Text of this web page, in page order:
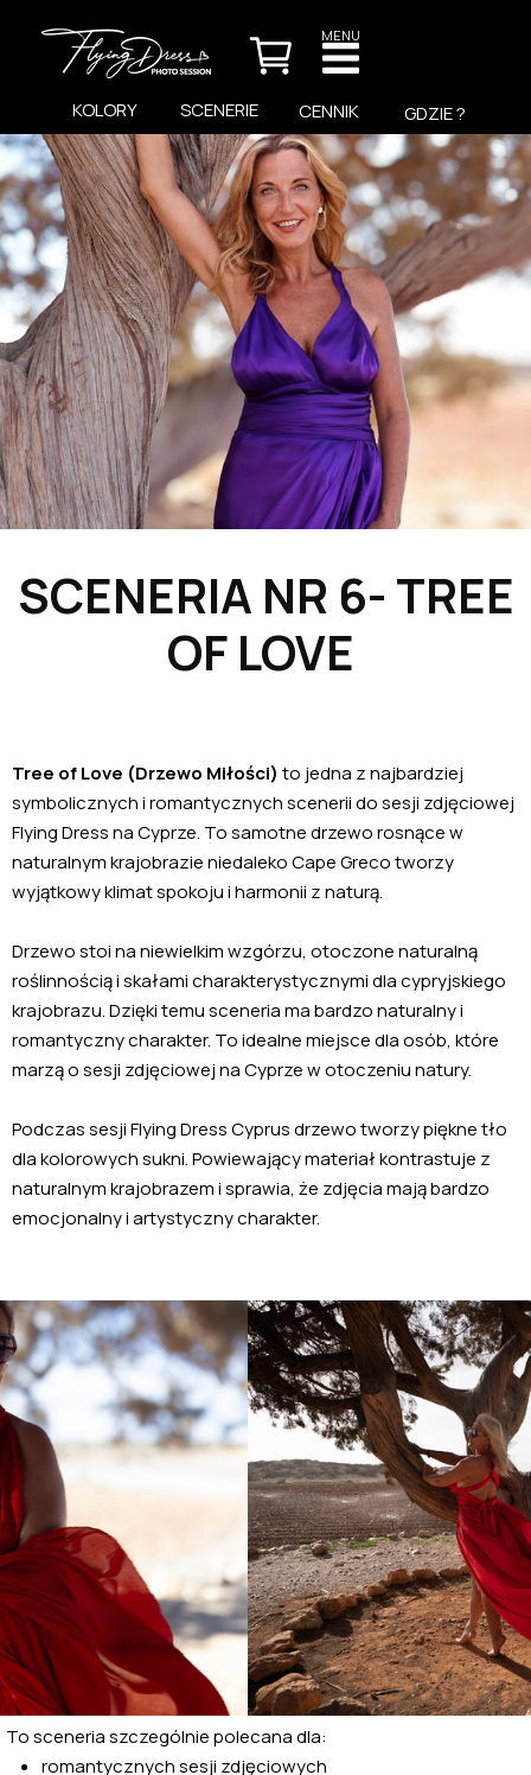
MENU
KOLORY SCENERIE CENNIK GDZIE ?
To sceneria szczególnie polecana dla:
romantycznych sesji zdjęciowych
SCENERIA NR 6- TREE
OF LOVE
Tree of Love (Drzewo Miłości) to jedna z najbardziej
symbolicznych i romantycznych scenerii do sesji zdjęciowej
Flying Dress na Cyprze. To samotne drzewo rosnące w
naturalnym krajobrazie niedaleko Cape Greco tworzy
wyjątkowy klimat spokoju i harmonii z naturą.
Drzewo stoi na niewielkim wzgórzu, otoczone naturalną
roślinnością i skałami charakterystycznymi dla cypryjskiego
krajobrazu. Dzięki temu sceneria ma bardzo naturalny i
romantyczny charakter. To idealne miejsce dla osób, które
marzą o sesji zdjęciowej na Cyprze w otoczeniu natury.
Podczas sesji Flying Dress Cyprus drzewo tworzy piękne tło
dla kolorowych sukni. Powiewający materiał kontrastuje z
naturalnym krajobrazem i sprawia, że zdjęcia mają bardzo
emocjonalny i artystyczny charakter.